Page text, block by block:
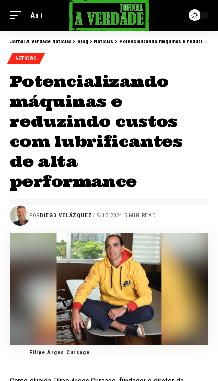
Aa
Jornal A Verdade Notícias > Blog > Noticias > Potencializando máquinas e reduzindo custos com lubrificantes de alta performance
NOTICIAS
Potencializando
máquinas e
reduzindo custos
com lubrificantes
de alta
performance
PORDIEGO VELÁZQUEZ 19/12/2024 5 MIN READ
Filipe Arges Cursage